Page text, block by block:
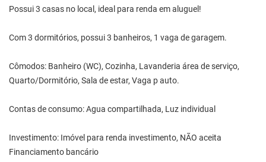
Possui 3 casas no local, ideal para renda em aluguel!
Com 3 dormitórios, possui 3 banheiros, 1 vaga de garagem.
Cômodos: Banheiro (WC), Cozinha, Lavanderia área de serviço,
Quarto/Dormitório, Sala de estar, Vaga p auto.
Contas de consumo: Agua compartilhada, Luz individual
Investimento: Imóvel para renda investimento, NÃO aceita
Financiamento bancário